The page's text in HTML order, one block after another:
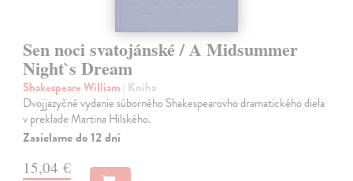
Sen noci svatojánské / A Midsummer
Night`s Dream
Shakespeare William | Kniha
Dvojjazyčné vydanie súborného Shakespearovho dramatického diela
v preklade Martina Hilského.
Zasielame do 12 dní
15,04 €